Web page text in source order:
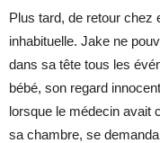
Plus tard, de retour chez
inhabituelle. Jake ne
dans sa tête tous les
bébé, son regard
lorsque le médecin avait
sa chambre, se